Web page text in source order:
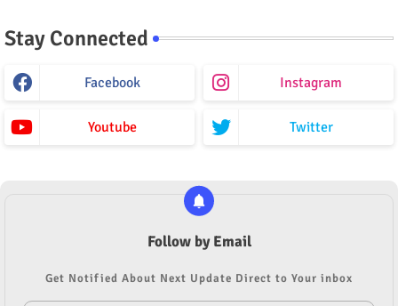
Stay Connected
Facebook Instagram
Youtube Twitter
Follow by Email
Get Notified About Next Update Direct to Your inbox